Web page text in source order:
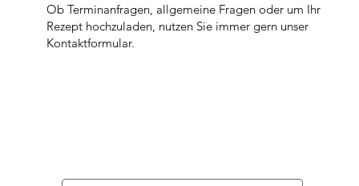
Ob Terminanfragen, allgemeine Fragen oder um Ihr
Rezept hochzuladen, nutzen Sie immer gern unser
Kontaktformular.